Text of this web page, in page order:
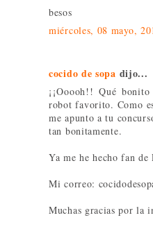
besos
miércoles, 08 mayo,
cocido de sopa dijo...
¡¡Ooooh!! Qué
robot favorito. Como
me apunto a tu
tan bonitamente.
Ya me he hecho fan de
Mi correo:
Muchas gracias por la